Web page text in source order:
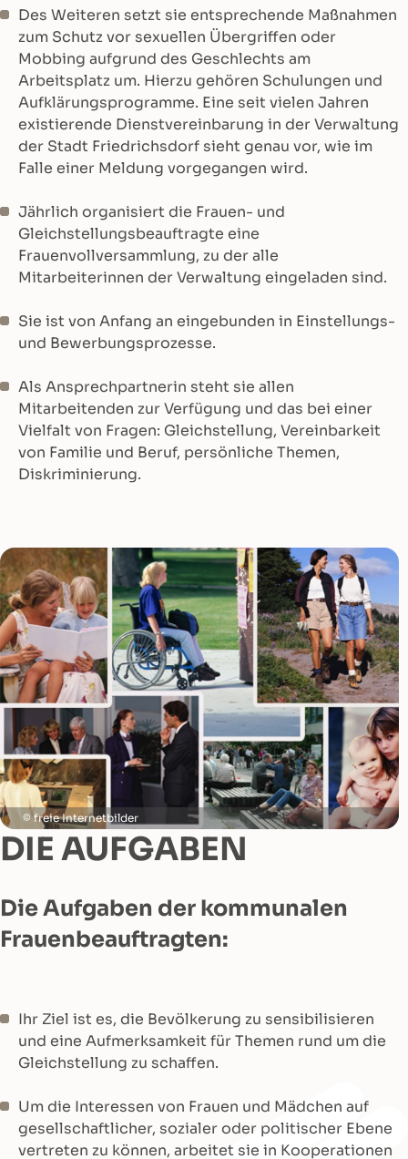
Des Weiteren setzt sie entsprechende Maßnahmen
zum Schutz vor sexuellen Übergriffen oder
Mobbing aufgrund des Geschlechts am
Arbeitsplatz um. Hierzu gehören Schulungen und
Aufklärungsprogramme. Eine seit vielen Jahren
existierende Dienstvereinbarung in der Verwaltung
der Stadt Friedrichsdorf sieht genau vor, wie im
Falle einer Meldung vorgegangen wird.
Jährlich organisiert die Frauen- und
Gleichstellungsbeauftragte eine
Frauenvollversammlung, zu der alle
Mitarbeiterinnen der Verwaltung eingeladen sind.
Sie ist von Anfang an eingebunden in Einstellungs-
und Bewerbungsprozesse.
Als Ansprechpartnerin steht sie allen
Mitarbeitenden zur Verfügung und das bei einer
Vielfalt von Fragen: Gleichstellung, Vereinbarkeit
von Familie und Beruf, persönliche Themen,
Diskriminierung.
freie Internetbilder
DIE AUFGABEN
Die Aufgaben der kommunalen
Frauenbeauftragten:
Ihr Ziel ist es, die Bevölkerung zu sensibilisieren
und eine Aufmerksamkeit für Themen rund um die
Gleichstellung zu schaffen.
Um die Interessen von Frauen und Mädchen auf
gesellschaftlicher, sozialer oder politischer Ebene
vertreten zu können, arbeitet sie in Kooperationen